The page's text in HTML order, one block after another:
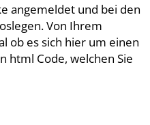
angemeldet und bei den
Von Ihrem
ob es sich hier um einen
html Code, welchen Sie